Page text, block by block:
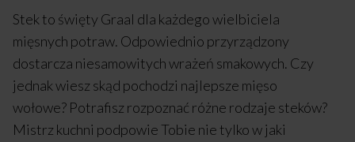
Stek to święty Graal dla każdego wielbiciela
mięsnych potraw. Odpowiednio przyrządzony
dostarcza niesamowitych wrażeń smakowych. Czy
jednak wiesz skąd pochodzi najlepsze mięso
wołowe? Potrafisz rozpoznać różne rodzaje steków?
Mistrz kuchni podpowie Tobie nie tylko w jaki